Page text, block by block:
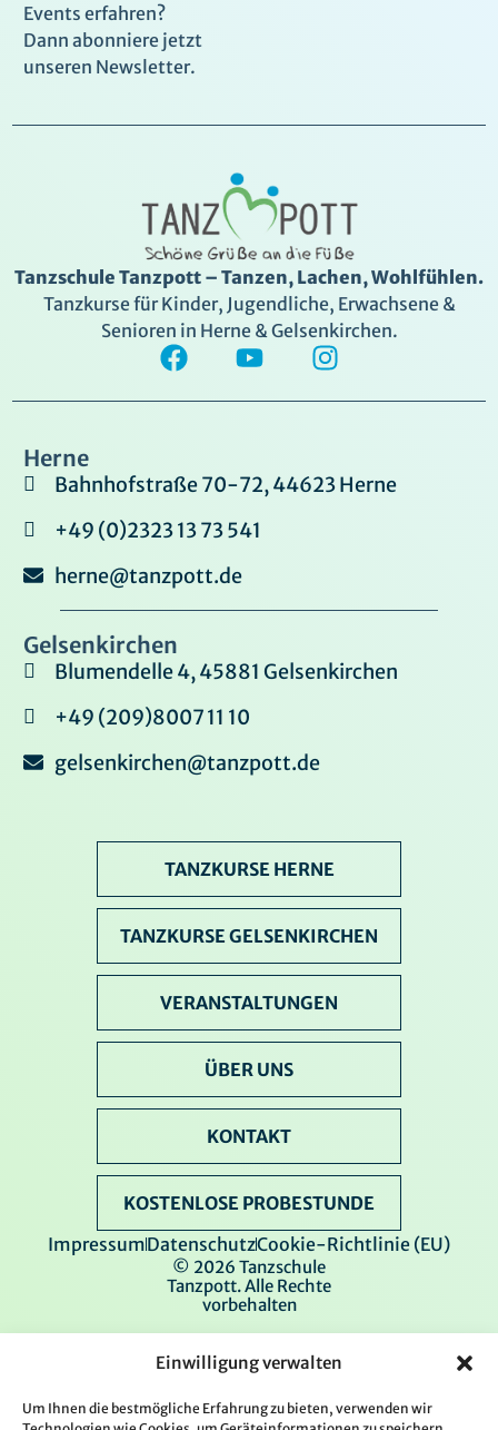
Einwilligung verwalten
Um Ihnen die bestmögliche Erfahrung zu bieten, verwenden wir
Events erfahren?
Dann abonniere jetzt
unseren Newsletter.
Tanzschule Tanzpott – Tanzen, Lachen, Wohlfühlen.
Tanzkurse für Kinder, Jugendliche, Erwachsene &
Senioren in Herne & Gelsenkirchen.
Herne
Bahnhofstraße 70-72, 44623 Herne
+49 (0)2323 13 73 541
herne@tanzpott.de
Gelsenkirchen
Blumendelle 4, 45881 Gelsenkirchen
+49 (209)8007 11 10
gelsenkirchen@tanzpott.de
TANZKURSE HERNE
TANZKURSE GELSENKIRCHEN
VERANSTALTUNGEN
ÜBER UNS
KONTAKT
KOSTENLOSE PROBESTUNDE
ImpressumDatenschutzCookie-Richtlinie (EU)
© 2026 Tanzschule
Tanzpott. Alle Rechte
vorbehalten